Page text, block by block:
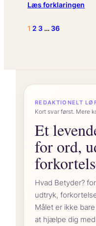
Læs forklaringen
1 2 3 … 36
REDAKTIONELT
Kort svar først. Mere
Et
for ord,
Hvad Betyder?
udtryk,
Målet er ikke
at hjælpe dig